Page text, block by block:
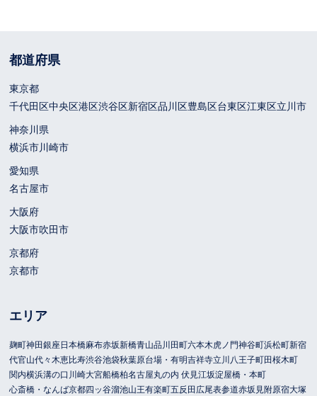
都道府県
東京都
千代田区中央区港区渋谷区新宿区品川区豊島区台東区江東区立川市
神奈川県
横浜市川崎市
愛知県
名古屋市
大阪府
大阪市吹田市
京都府
京都市
エリア
麹町神田銀座日本橋麻布赤坂新橋青山品川 田町六本木虎ノ門神谷町浜松町新宿
代官山代々木恵比寿渋谷池袋秋葉原台場・有明吉祥寺立川 八王子町田桜木町
関内横浜溝の口 川崎大宮船橋柏名古屋丸の内 伏見江坂淀屋橋・本町
心斎橋・なんば京都四ッ谷溜池山王有楽町五反田 広尾表参道赤坂見附原宿大塚